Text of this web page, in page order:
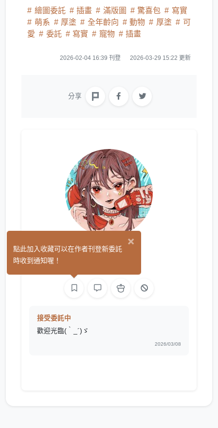
繪圖委託 插畫 滿版圖 驚喜包
寫實
萌系
厚塗 全年齡向 動物 厚塗
可
愛
委託 寫實 寵物 插畫
2026-02-04 16:39 刊登 2026-03-29 15:22 更新
分享
飯粒Liz
接受委託中
歡迎光臨(｀_´)ゞ
2026/03/08
×
點此加入收藏可以在作者刊登新委託
時收到通知喔！